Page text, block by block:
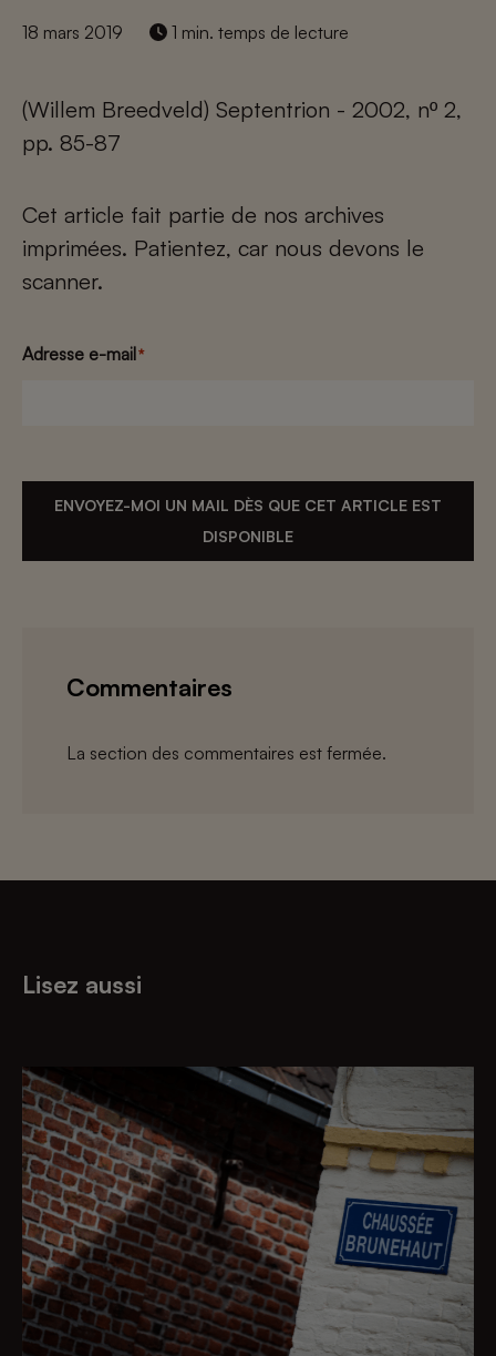
18 mars 2019 1 min. temps de lecture
(Willem Breedveld) Septentrion - 2002, nº 2,
pp. 85-87
Cet article fait partie de nos archives
imprimées. Patientez, car nous devons le
scanner.
Adresse e-mail*
ENVOYEZ-MOI UN MAIL DÈS QUE CET ARTICLE EST
DISPONIBLE
Commentaires
La section des commentaires est fermée.
Lisez aussi